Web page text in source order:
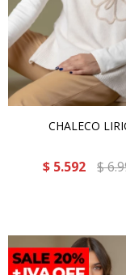
CHALECO
$ 5.592 $